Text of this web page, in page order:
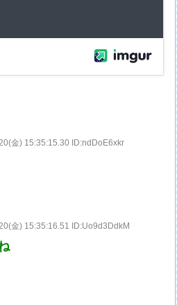
金) 15:35:15.30 ID:ndDoE6xkr
金) 15:35:16.51 ID:Uo9d3DdkM